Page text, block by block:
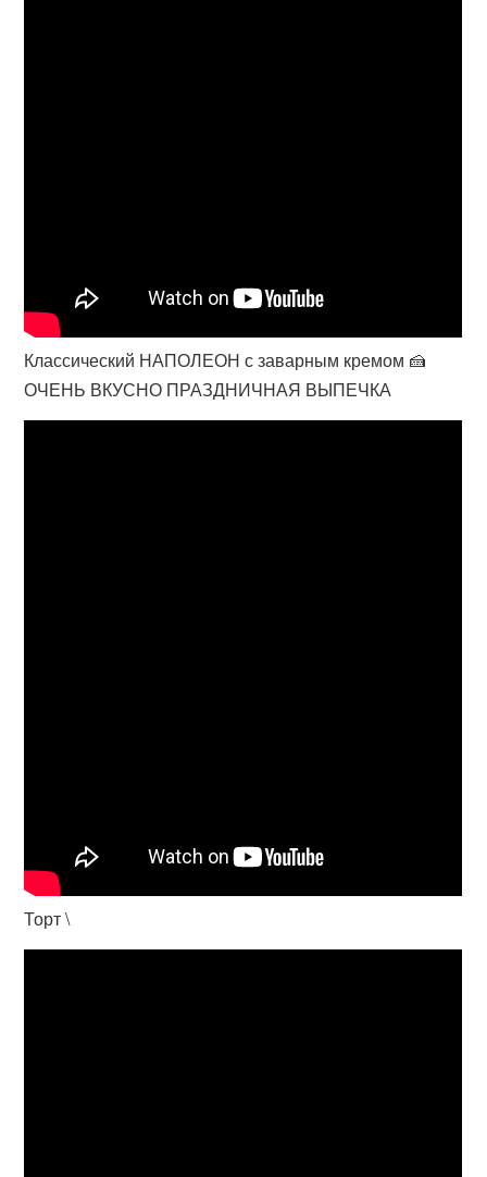
Классический НАПОЛЕОН с заварным кремом 🍰
ОЧЕНЬ ВКУСНО ПРАЗДНИЧНАЯ ВЫПЕЧКА
Торт \